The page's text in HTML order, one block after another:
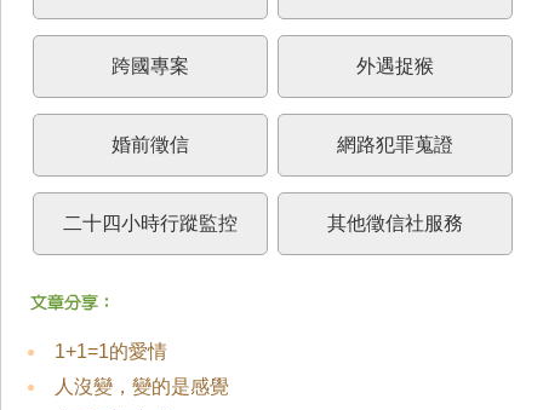
跨國專案 外遇捉猴
婚前徵信 網路犯罪蒐證
二十四小時行蹤監控 其他徵信社服務
1+1=1的愛情
人沒變，變的是感覺